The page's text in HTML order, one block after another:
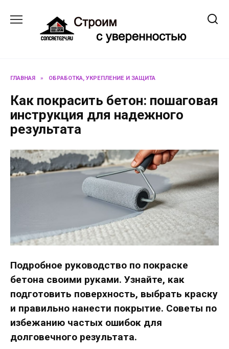
содержанию
ГЛАВНАЯ » ОБРАБОТКА, УКРЕПЛЕНИЕ И ЗАЩИТА
Как покрасить бетон: пошаговая
инструкция для надежного
результата
Подробное руководство по покраске
бетона своими руками. Узнайте, как
подготовить поверхность, выбрать краску
и правильно нанести покрытие. Советы по
избежанию частых ошибок для
долговечного результата.